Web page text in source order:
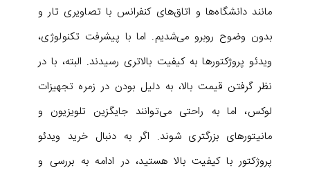
مانند دانشگاه‌ها و اتاق‌های کنفرانس با تصاویری تار و
بدون وضوح روبرو می‌شدیم. اما با پیشرفت تکنولوژی،
ویدئو پروژکتورها به کیفیت بالاتری رسیدند. البته، با در
نظر گرفتن قیمت بالا، به دلیل بودن در زمره تجهیزات
لوکس، اما به راحتی می‌توانند جایگزین تلویزیون و
مانیتور‌های بزرگتری شوند. اگر به دنبال خرید ویدئو
پروژکتور با کیفیت بالا هستید، در ادامه به بررسی و